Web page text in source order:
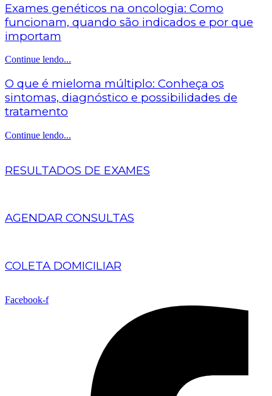
Exames genéticos na oncologia: Como
funcionam, quando são indicados e por que
importam
Continue lendo...
O que é mieloma múltiplo: Conheça os
sintomas, diagnóstico e possibilidades de
tratamento
Continue lendo...
RESULTADOS DE EXAMES
AGENDAR CONSULTAS
COLETA DOMICILIAR
Facebook-f